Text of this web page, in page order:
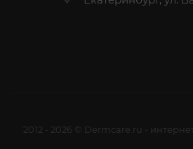
2012 - 2026 © Dermcare.ru -